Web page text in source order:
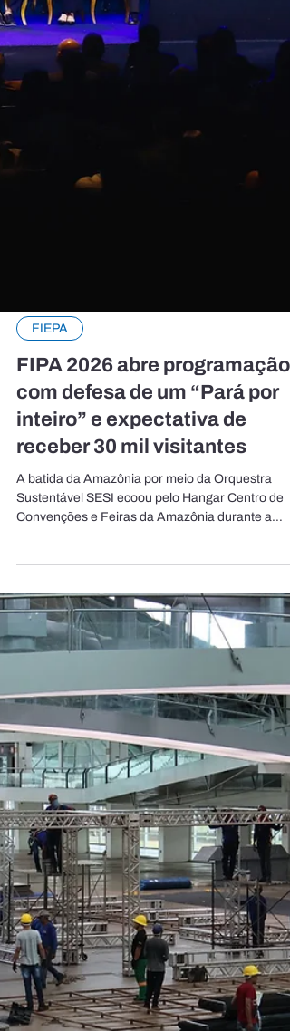
FIEPA
FIPA 2026 abre programação
com defesa de um “Pará por
inteiro” e expectativa de
Sustentável SESI ecoou pelo Hangar Centro de
Convenções e Feiras da Amazônia durante a
abertura da XVII Feira da Indústria do Pará (FIPA
2026), nesta quarta-feira (20), reunindo
representantes da indústria, poder público,
instituições e lideranças políticas em um discurso
marcado pela defesa da integração entre
desenvolvimento econômico, sustentabilidade e
inclusão social. A cerimônia de abertura foi
conduzida pelo presidente do Sist